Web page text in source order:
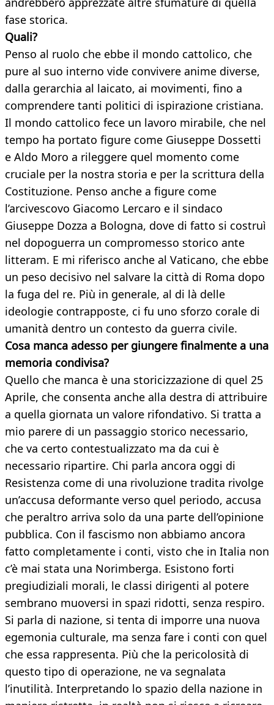
fase storica.
Quali?
Penso al ruolo che ebbe il mondo cattolico, che
pure al suo interno vide convivere anime diverse,
dalla gerarchia al laicato, ai movimenti, fino a
comprendere tanti politici di ispirazione cristiana.
Il mondo cattolico fece un lavoro mirabile, che nel
tempo ha portato figure come Giuseppe Dossetti
e Aldo Moro a rileggere quel momento come
cruciale per la nostra storia e per la scrittura della
Costituzione. Penso anche a figure come
l’arcivescovo Giacomo Lercaro e il sindaco
Giuseppe Dozza a Bologna, dove di fatto si costruì
nel dopoguerra un compromesso storico ante
litteram. E mi riferisco anche al Vaticano, che ebbe
un peso decisivo nel salvare la città di Roma dopo
la fuga del re. Più in generale, al di là delle
ideologie contrapposte, ci fu uno sforzo corale di
umanità dentro un contesto da guerra civile.
Cosa manca adesso per giungere finalmente a una
memoria condivisa?
Quello che manca è una storicizzazione di quel 25
Aprile, che consenta anche alla destra di attribuire
a quella giornata un valore rifondativo. Si tratta a
mio parere di un passaggio storico necessario,
che va certo contestualizzato ma da cui è
necessario ripartire. Chi parla ancora oggi di
Resistenza come di una rivoluzione tradita rivolge
un’accusa deformante verso quel periodo, accusa
che peraltro arriva solo da una parte dell’opinione
pubblica. Con il fascismo non abbiamo ancora
fatto completamente i conti, visto che in Italia non
c’è mai stata una Norimberga. Esistono forti
pregiudiziali morali, le classi dirigenti al potere
sembrano muoversi in spazi ridotti, senza respiro.
Si parla di nazione, si tenta di imporre una nuova
egemonia culturale, ma senza fare i conti con quel
che essa rappresenta. Più che la pericolosità di
questo tipo di operazione, ne va segnalata
l’inutilità. Interpretando lo spazio della nazione in